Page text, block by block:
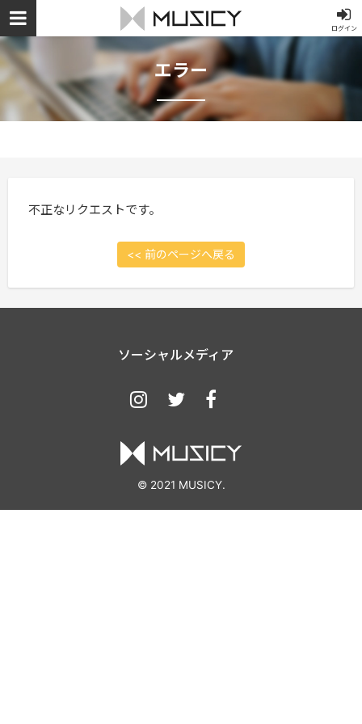
ログイン
エラー
不正なリクエストです。
<< 前のページへ戻る
ソーシャルメディア
© 2021 MUSICY.